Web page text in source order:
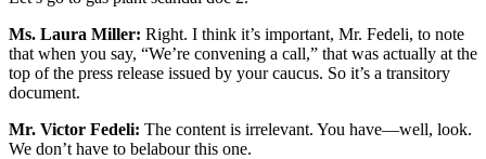
Ms. Laura Miller: Right. I think it’s important, Mr. Fedeli, to note
that when you say, “We’re convening a call,” that was actually at the
top of the press release issued by your caucus. So it’s a transitory
document.
Mr. Victor Fedeli: The content is irrelevant. You have—well, look.
We don’t have to belabour this one.